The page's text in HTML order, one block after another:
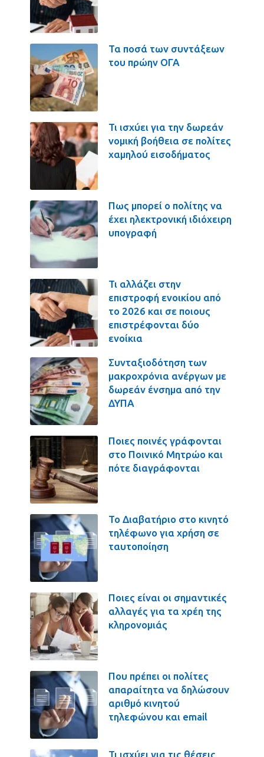
Τα ποσά των συντάξεων
του πρώην ΟΓΑ
Τι ισχύει για την δωρεάν
νομική βοήθεια σε πολίτες
χαμηλού εισοδήματος
Πως μπορεί ο πολίτης να
έχει ηλεκτρονική ιδιόχειρη
υπογραφή
Τι αλλάζει στην
επιστροφή ενοικίου από
το 2026 και σε ποιους
επιστρέφονται δύο
ενοίκια
Συνταξιοδότηση των
μακροχρόνια ανέργων με
δωρεάν ένσημα από την
ΔΥΠΑ
Ποιες ποινές γράφονται
στο Ποινικό Μητρώο και
πότε διαγράφονται
Το Διαβατήριο στο κινητό
τηλέφωνο για χρήση σε
ταυτοποίηση
Ποιες είναι οι σημαντικές
αλλαγές για τα χρέη της
κληρονομιάς
Που πρέπει οι πολίτες
απαραίτητα να δηλώσουν
αριθμό κινητού
τηλεφώνου και email
Τι ισχύει για τις θέσεις